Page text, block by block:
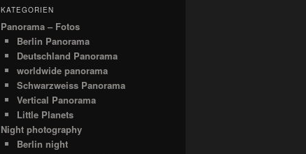
KATEGORIEN
Panorama – Fotos
Berlin Panorama
Deutschland Panorama
worldwide panorama
Schwarzweiss Panorama
Vertical Panorama
Little Planets
Night photography
Berlin night